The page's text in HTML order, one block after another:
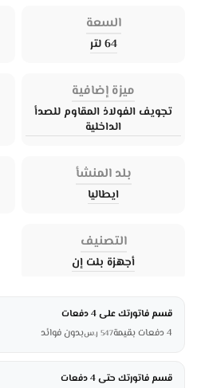
السعة
64 لتر
ميزة إضافية
تجويف الفولاذ المقاوم للصدأ
الداخلية
بلد المنشأ
ايطاليا
التصنيف
أجهزة بلت إن
قسم فاتورتك على 4 دفعات
4 دفعات بقيمة
547 ر.سبدون فوائد
قسم فاتورتك حتى 4 دفعات